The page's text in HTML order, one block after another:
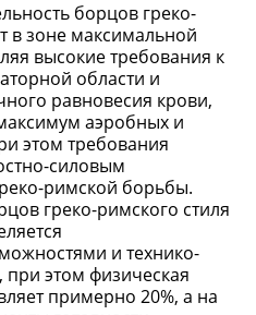
борцов греко-
в зоне максимальной
высокие требования к
области и
равновесия крови,
аэробных и
этом требования
силовым
римской борьбы.
греко-римского стиля
и технико-
этом физическая
примерно 20%, а на